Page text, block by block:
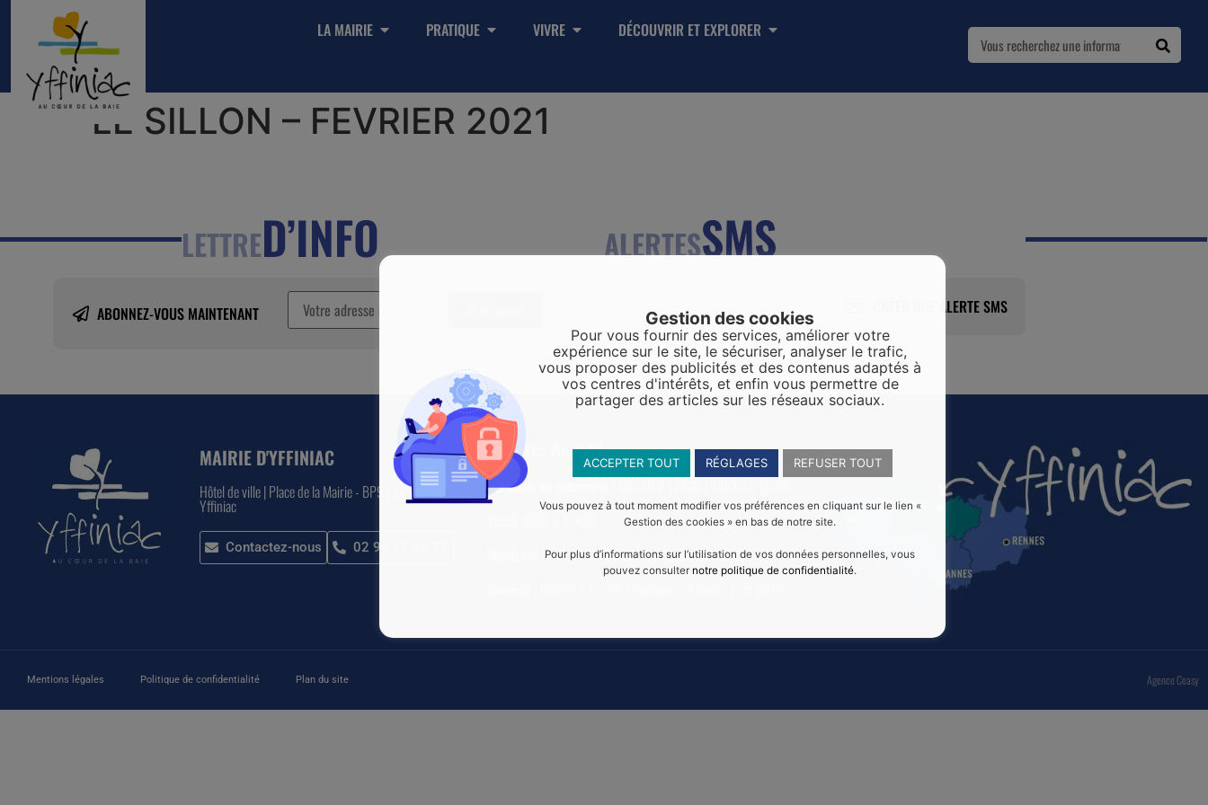
LA MAIRIE PRATIQUE VIVRE DÉCOUVRIR ET EXPLORER
LE SILLON – FEVRIER 2021
LETTRED’INFO
ABONNEZ-VOUS MAINTENANT
ALERTESSMS
CRÉER UNE ALERTE SMS
MAIRIE D'YFFINIAC
Hôtel de ville | Place de la Mairie - BP9 | 22 120
Yffiniac
Contactez-nous 02 96 72 60 33
Horaires Accueil
Du lundi au mercredi :
08h30 à 12h00 | 13h30 à 16h30
Mentions légales Politique de confidentialité Plan du site Agence Ceasy
Gestion des cookies
Pour vous fournir des services, améliorer votre
expérience sur le site, le sécuriser, analyser le trafic,
vous proposer des publicités et des contenus adaptés à
vos centres d'intérêts, et enfin vous permettre de
partager des articles sur les réseaux sociaux.
ACCEPTER TOUT RÉGLAGES REFUSER TOUT
Vous pouvez à tout moment modifier vos préférences en cliquant sur le lien «
Gestion des cookies » en bas de notre site.
Pour plus d’informations sur l’utilisation de vos données personnelles, vous
pouvez consulter notre politique de confidentialité.